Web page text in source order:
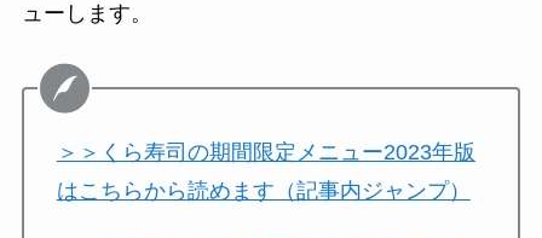
ューします。
＞＞くら寿司の期間限定メニュー2023年版
はこちらから読めます（記事内ジャンプ）